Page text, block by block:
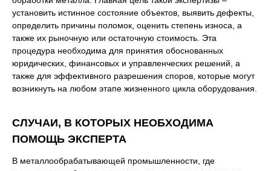
установить истинное состояние объектов, выявить дефекты,
определить причины поломок, оценить степень износа, а
также их рыночную или остаточную стоимость. Эта
процедура необходима для принятия обоснованных
юридических, финансовых и управленческих решений, а
также для эффективного разрешения споров, которые могут
возникнуть на любом этапе жизненного цикла оборудования.
СЛУЧАИ, В КОТОРЫХ НЕОБХОДИМА
ПОМОЩЬ ЭКСПЕРТА
В металлообрабатывающей промышленности, где